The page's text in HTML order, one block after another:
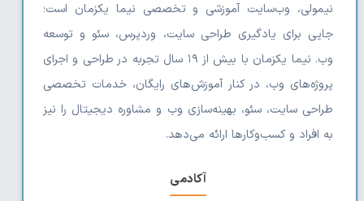
نیمولی، وب‌سایت آموزشی و تخصصی نیما یکزمان است؛
جایی برای یادگیری طراحی سایت، وردپرس، سئو و توسعه
وب. نیما یکزمان با بیش از ۱۹ سال تجربه در طراحی و اجرای
پروژه‌های وب، در کنار آموزش‌های رایگان، خدمات تخصصی
طراحی سایت، سئو، بهینه‌سازی وب و مشاوره دیجیتال را نیز
به افراد و کسب‌وکارها ارائه می‌دهد.
آکادمی